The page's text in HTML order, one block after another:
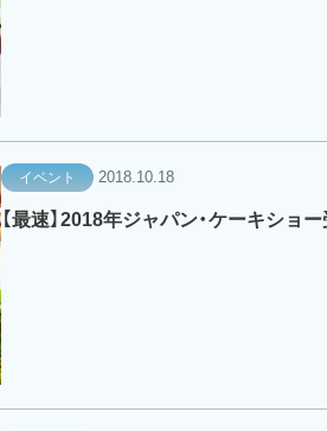
イベント 2018.10.18
【最速】2018年ジャパン・ケーキショ